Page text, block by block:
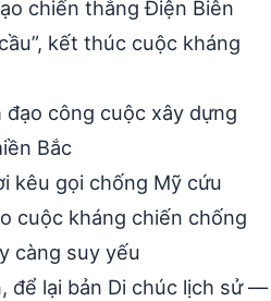
chiến thắng Điện Biên
kết thúc cuộc kháng
đạo công cuộc xây dựng
Bắc
kêu gọi chống Mỹ cứu
cuộc kháng chiến chống
càng suy yếu
để lại bản Di chúc lịch sử —